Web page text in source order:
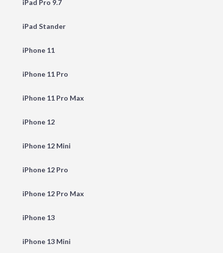
iPad Pro 9.7
iPad Stander
iPhone 11
iPhone 11 Pro
iPhone 11 Pro Max
iPhone 12
iPhone 12 Mini
iPhone 12 Pro
iPhone 12 Pro Max
iPhone 13
iPhone 13 Mini